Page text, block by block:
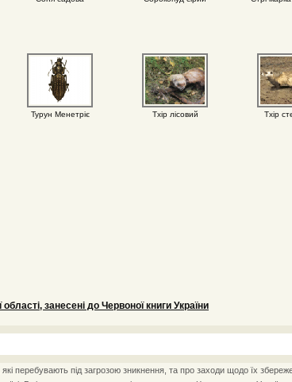
Турун Менетріє Тхір лісовий Тхір
занесені до Червоної книги України
перебувають під загрозою зникнення, та про заходи щодо їх